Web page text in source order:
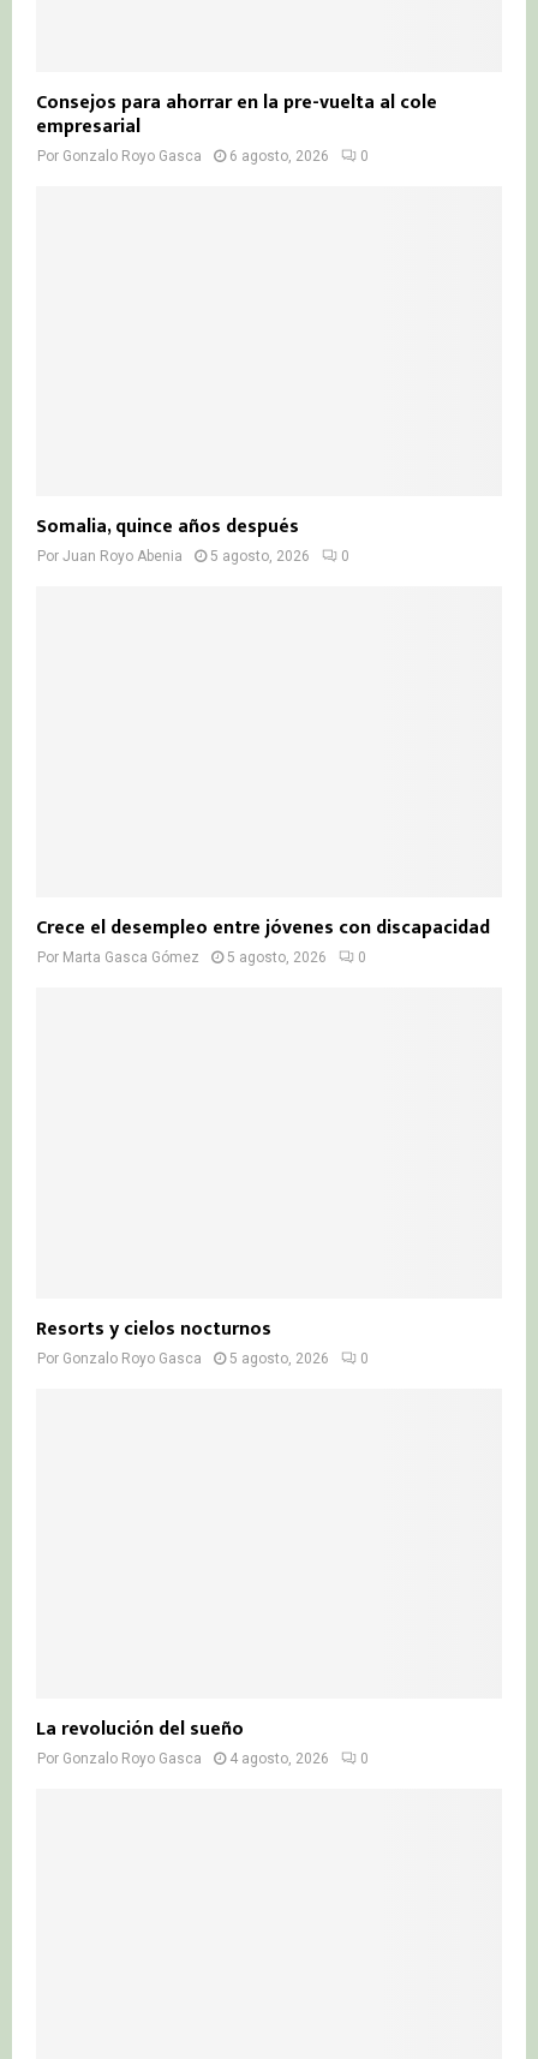
Consejos para ahorrar en la pre-vuelta al cole
empresarial
Por Gonzalo Royo Gasca 6 agosto, 2026 0
Somalia, quince años después
Por Juan Royo Abenia 5 agosto, 2026 0
Crece el desempleo entre jóvenes con discapacidad
Por Marta Gasca Gómez 5 agosto, 2026 0
Resorts y cielos nocturnos
Por Gonzalo Royo Gasca 5 agosto, 2026 0
La revolución del sueño
Por Gonzalo Royo Gasca 4 agosto, 2026 0